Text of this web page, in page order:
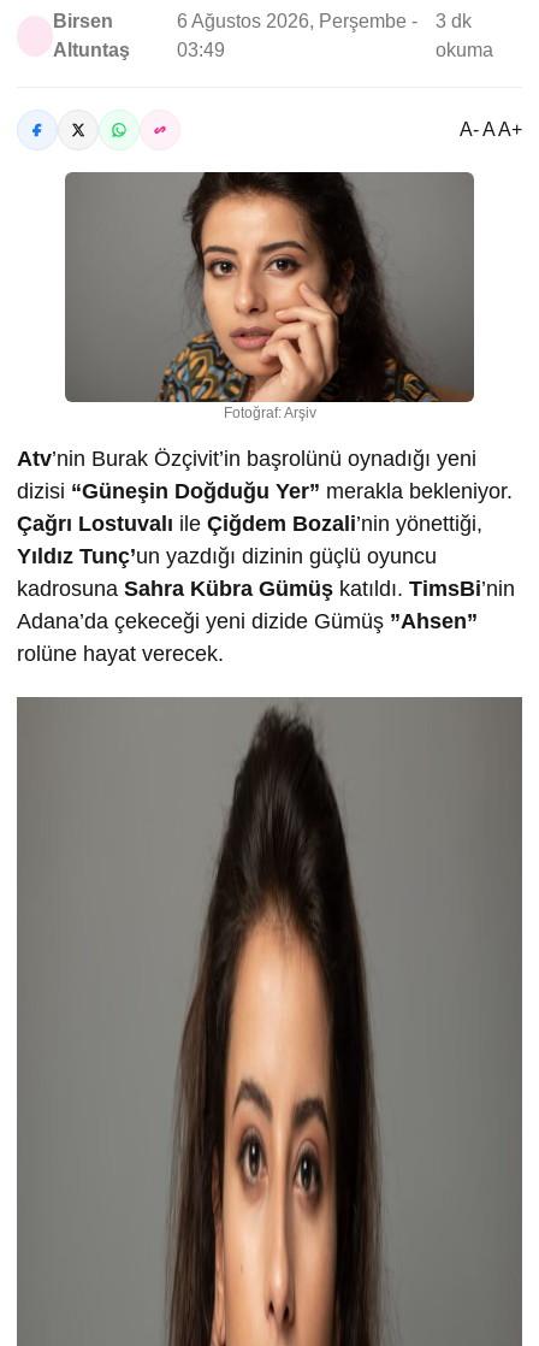
Birsen
Altuntaş
6 Ağustos 2026, Perşembe -
03:49
3 dk
okuma
A- A A+
Fotoğraf: Arşiv
Atv’nin Burak Özçivit’in başrolünü oynadığı yeni
dizisi “Güneşin Doğduğu Yer” merakla bekleniyor.
Çağrı Lostuvalı ile Çiğdem Bozali’nin yönettiği,
Yıldız Tunç’un yazdığı dizinin güçlü oyuncu
kadrosuna Sahra Kübra Gümüş katıldı. TimsBi’nin
Adana’da çekeceği yeni dizide Gümüş ”Ahsen”
rolüne hayat verecek.